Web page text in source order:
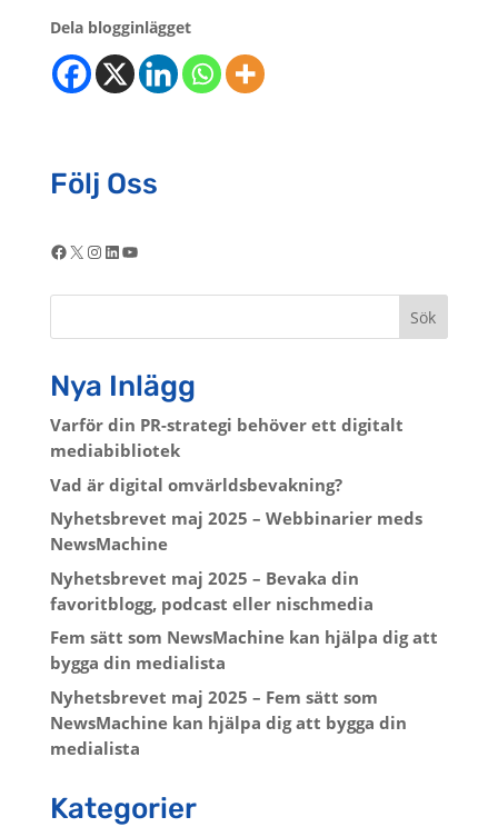
Dela blogginlägget
Följ Oss
Facebook
X Instagram
LinkedIn
YouTube
Sök
Nya Inlägg
Varför din PR-strategi behöver ett digitalt
mediabibliotek
Vad är digital omvärldsbevakning?
Nyhetsbrevet maj 2025 – Webbinarier meds
NewsMachine
Nyhetsbrevet maj 2025 – Bevaka din
favoritblogg, podcast eller nischmedia
Fem sätt som NewsMachine kan hjälpa dig att
bygga din medialista
Nyhetsbrevet maj 2025 – Fem sätt som
NewsMachine kan hjälpa dig att bygga din
medialista
Kategorier